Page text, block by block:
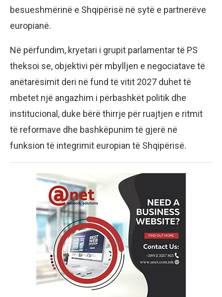
besueshmërinë e Shqipërisë në sytë e partnerëve
europianë.
Në përfundim, kryetari i grupit parlamentar të PS
theksoi se, objektivi për mbylljen e negociatave të
anëtarësimit deri në fund të vitit 2027 duhet të
mbetet një angazhim i përbashkët politik dhe
institucional, duke bërë thirrje për ruajtjen e ritmit
të reformave dhe bashkëpunim të gjerë në
funksion të integrimit europian të Shqipërisë.